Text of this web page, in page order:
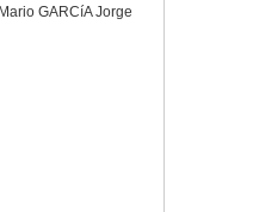
GARCíA Jorge